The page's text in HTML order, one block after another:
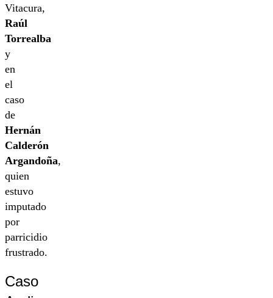
Vitacura,
Raúl
Torrealba
y
en
el
caso
de
Hernán
Calderón
Argandoña,
quien
estuvo
imputado
por
parricidio
frustrado.
Caso